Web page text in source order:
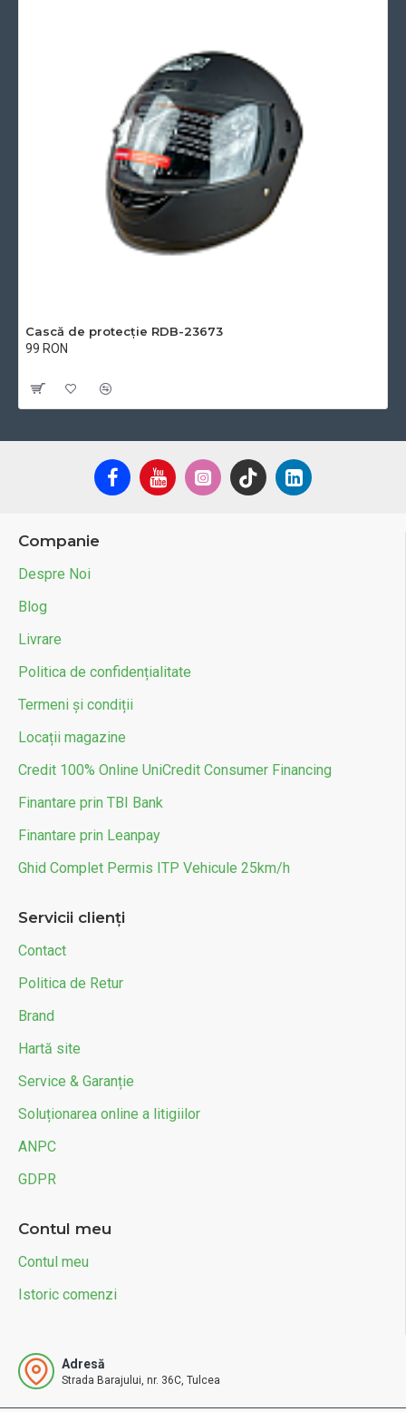
Cască de protecție RDB-23673
99 RON
Companie
Despre Noi
Blog
Livrare
Politica de confidențialitate
Termeni și condiții
Locații magazine
Credit 100% Online UniCredit Consumer Financing
Finantare prin TBI Bank
Finantare prin Leanpay
Ghid Complet Permis ITP Vehicule 25km/h
Servicii clienți
Contact
Politica de Retur
Brand
Hartă site
Service & Garanție
Soluționarea online a litigiilor
ANPC
GDPR
Contul meu
Contul meu
Istoric comenzi
Adresă
Strada Barajului, nr. 36C, Tulcea